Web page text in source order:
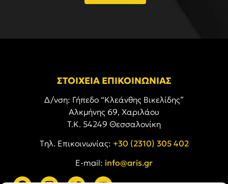
ΣΤΟΙΧΕΙΑ ΕΠΙΚΟΙΝΩΝΙΑΣ
Δ/νση: Γήπεδο “Κλεάνθης Βικελίδης”
Αλκμήνης 69, Χαριλάου
Τ.Κ. 54249 Θεσσαλονίκη
Tηλ. Επικοινωνίας: +30 (2310) 305 402
E-mail: info@aris.gr